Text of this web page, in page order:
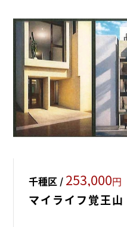
千種区 / 253,000円
マイライフ覚王